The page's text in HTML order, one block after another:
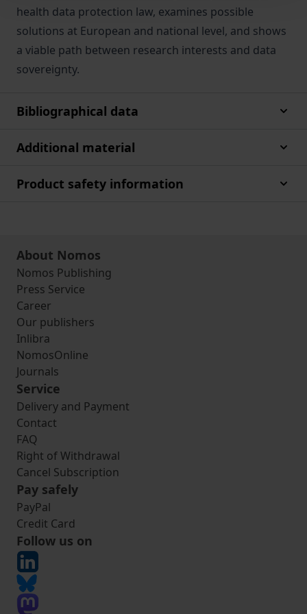
health data protection law, examines possible
solutions at European and national level, and shows
a viable path between research interests and data
sovereignty.
Bibliographical data
Additional material
Product safety information
About Nomos
Nomos Publishing
Press Service
Career
Our publishers
Inlibra
NomosOnline
Journals
Service
Delivery and Payment
Contact
FAQ
Right of Withdrawal
Cancel Subscription
Pay safely
PayPal
Credit Card
Follow us on